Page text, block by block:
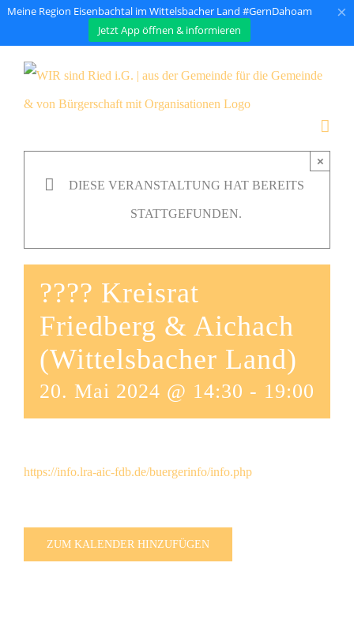
Meine Region Eisenbachtal im Wittelsbacher Land #GernDahoam
Jetzt App öffnen & informieren
×
DIESE VERANSTALTUNG HAT BEREITS
STATTGEFUNDEN.
×
???? Kreisrat
Friedberg & Aichach
(Wittelsbacher Land)
20. Mai 2024 @ 14:30 - 19:00
https://info.lra-aic-fdb.de/buergerinfo/info.php
ZUM KALENDER HINZUFÜGEN